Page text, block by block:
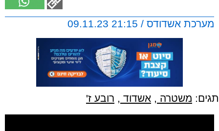
מערכת אשדודס / 21:15 09.11.23
תגים: משטרה , אשדוד , רובע ז'